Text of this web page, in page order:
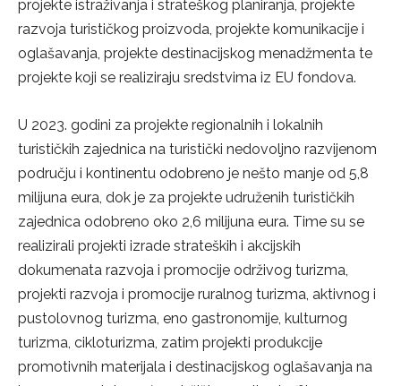
projekte istraživanja i strateškog planiranja, projekte
razvoja turističkog proizvoda, projekte komunikacije i
oglašavanja, projekte destinacijskog menadžmenta te
projekte koji se realiziraju sredstvima iz EU fondova.
U 2023. godini za projekte regionalnih i lokalnih
turističkih zajednica na turistički nedovoljno razvijenom
području i kontinentu odobreno je nešto manje od 5,8
milijuna eura, dok je za projekte udruženih turističkih
zajednica odobreno oko 2,6 milijuna eura. Time su se
realizirali projekti izrade strateških i akcijskih
dokumenata razvoja i promocije održivog turizma,
projekti razvoja i promocije ruralnog turizma, aktivnog i
pustolovnog turizma, eno gastronomije, kulturnog
turizma, cikloturizma, zatim projekti produkcije
promotivnih materijala i destinacijskog oglašavanja na